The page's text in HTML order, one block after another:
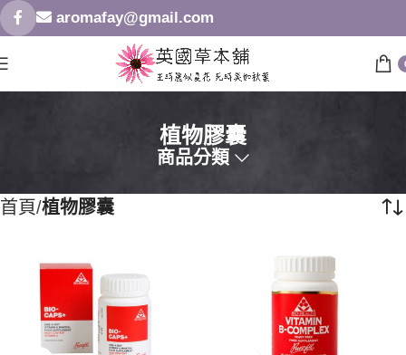
aromafay@gmail.com
植物膠囊
商品分類
首頁 植物膠囊